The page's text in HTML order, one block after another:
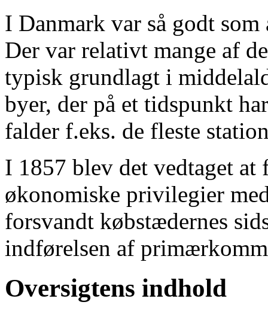
I Danmark var så godt
Der var relativt mange af
typisk grundlagt i
byer, der på et tidspunkt
falder f.eks. de fleste
I 1857 blev det vedtaget at
økonomiske privilegier
forsvandt købstædernes
indførelsen af
Oversigtens indhold